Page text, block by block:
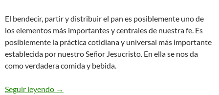
El bendecir, partir y distribuir el pan es posiblemente uno de
los elementos más importantes y centrales de nuestra fe. Es
posiblemente la práctica cotidiana y universal más importante
establecida por nuestro Señor Jesucristo. En ella se nos da
como verdadera comida y bebida.
Seguir leyendo San Lucas 24,13-35 – lo reconocieron
→